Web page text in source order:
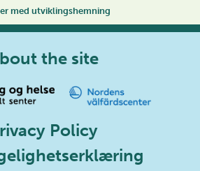
med utviklingshemning
the site
Policy